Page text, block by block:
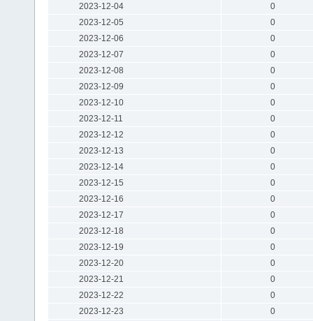
2023-12-04
0
2023-12-05
0
2023-12-06
0
2023-12-07
0
2023-12-08
0
2023-12-09
0
2023-12-10
0
2023-12-11
0
2023-12-12
0
2023-12-13
0
2023-12-14
0
2023-12-15
0
2023-12-16
0
2023-12-17
0
2023-12-18
0
2023-12-19
0
2023-12-20
0
2023-12-21
0
2023-12-22
0
2023-12-23
0